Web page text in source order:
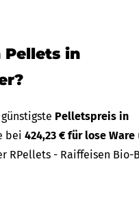
Pellets in
Pelletspreis in
bei 424,23 € für lose Ware
RPellets - Raiffeisen Bio-